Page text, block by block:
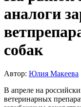
аналоги
собак
Автор: Юлия Макеева
В апреле на
ветеринарных